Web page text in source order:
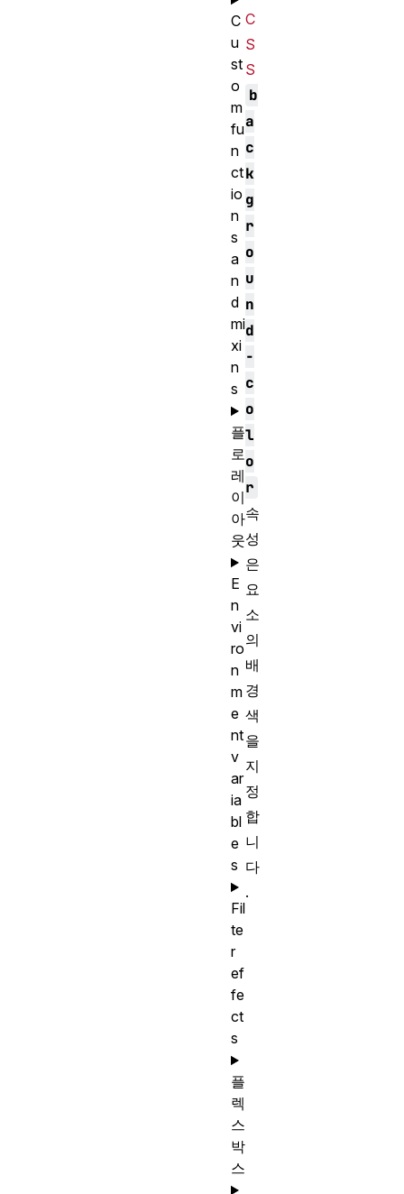
C
S
S
b
a
c
k
g
r
o
u
n
d
-
c
o
l
o
r
속
성
은
요
소
의
배
경
색
을
지
정
합
니
다
.
C
u
st
o
m
fu
n
ct
io
n
s
a
n
d
mi
xi
n
s
플
로
레
이
아
웃
E
n
vi
ro
n
m
e
nt
v
ar
ia
bl
e
s
Fil
te
r
ef
fe
ct
s
플
렉
스
박
스